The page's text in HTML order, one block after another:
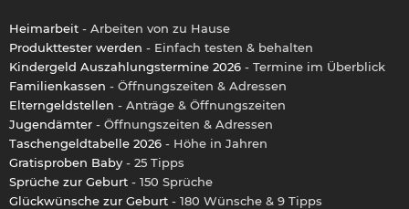
Heimarbeit - Arbeiten von zu Hause
Produkttester werden - Einfach testen & behalten
Kindergeld Auszahlungstermine 2026 - Termine im Überblick
Familienkassen - Öffnungszeiten & Adressen
Elterngeldstellen - Anträge & Öffnungszeiten
Jugendämter - Öffnungszeiten & Adressen
Taschengeldtabelle 2026 - Höhe in Jahren
Gratisproben Baby - 25 Tipps
Sprüche zur Geburt - 150 Sprüche
Glückwünsche zur Geburt - 180 Wünsche & 9 Tipps